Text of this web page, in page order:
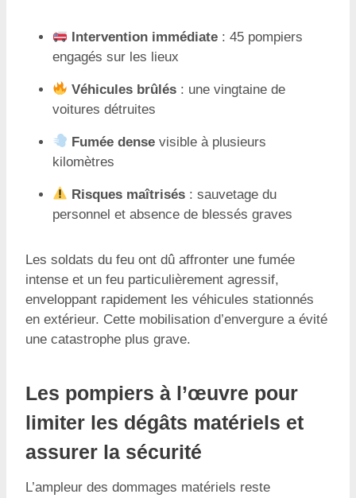
Intervention immédiate : 45 pompiers
engagés sur les lieux
Véhicules brûlés : une vingtaine de
voitures détruites
Fumée dense visible à plusieurs
kilomètres
Risques maîtrisés : sauvetage du
personnel et absence de blessés graves
Les soldats du feu ont dû affronter une fumée
intense et un feu particulièrement agressif,
enveloppant rapidement les véhicules stationnés
en extérieur. Cette mobilisation d’envergure a évité
une catastrophe plus grave.
Les pompiers à l’œuvre pour
limiter les dégâts matériels et
assurer la sécurité
L’ampleur des dommages matériels reste